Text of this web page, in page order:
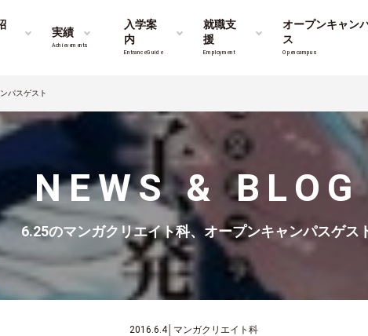
実績
Achievements
入学案
内
Entrance Guide
就職支
援
Employment
オープンキャン
ス
Opencampus
パスゲスト
NEWS & BLOG
6.25のマンガクリエイト科、オープンキャンパスゲス
2016.6.4│ マンガクリエイト科